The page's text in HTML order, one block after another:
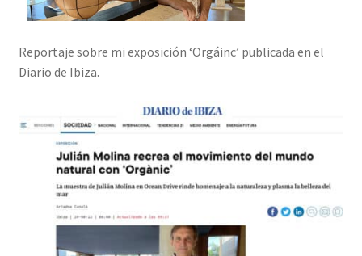
Reportaje sobre mi exposición ‘Orgáinc’ publicada en el
Diario de Ibiza.